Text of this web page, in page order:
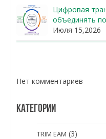
Цифровая
объединять
Июля 15,2026
Нет комментариев
КАТЕГОРИИ
TRIM EAM (3)